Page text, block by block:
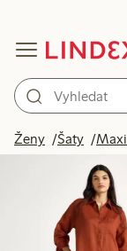
Ženy Šaty Maxi